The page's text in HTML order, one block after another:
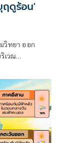
ฤดูร้อน'
วิทยา ออก
เวณ